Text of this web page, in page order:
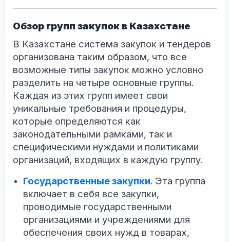
Обзор групп закупок в Казахстане
В Казахстане система закупок и тендеров
организована таким образом, что все
возможные типы закупок можно условно
разделить на четыре основные группы.
Каждая из этих групп имеет свои
уникальные требования и процедуры,
которые определяются как
законодательными рамками, так и
специфическими нуждами и политиками
организаций, входящих в каждую группу.
Государственные закупки. Эта группа
включает в себя все закупки,
проводимые государственными
организациями и учреждениями для
обеспечения своих нужд в товарах,